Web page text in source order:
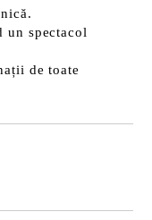
spectacol
de toate